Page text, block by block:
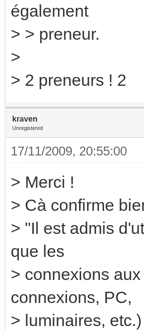
également
> > preneur.
>
> 2 preneurs ! 2
kraven
Unregistered
17/11/2009, 20:55:00
> Merci !
> Cà confirme
> "Il est admis
que les
> connexions
connexions, PC,
> luminaires,